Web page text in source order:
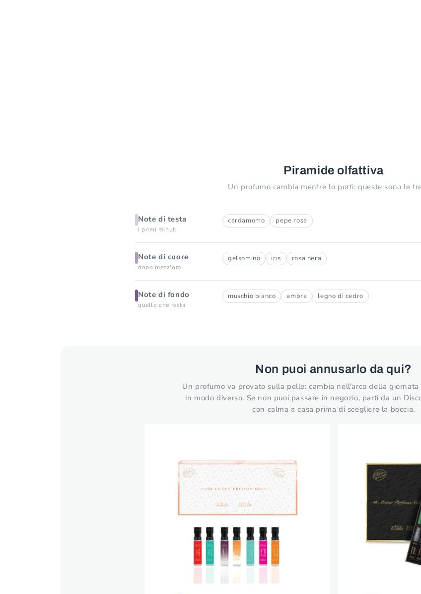
Piramide olfattiva
Un profumo cambia mentre lo porti: queste sono le
Note di testa
i primi minuti
cardamomo pepe rosa
Note di cuore
dopo mezz'ora
gelsomino iris rosa nera
Note di fondo
quello che resta
muschio bianco ambra legno di cedro
Non puoi annusarlo da qui?
Un profumo va provato sulla pelle: cambia nell'arco della
in modo diverso. Se non puoi passare in negozio, parti da un
con calma a casa prima di scegliere la boccia.